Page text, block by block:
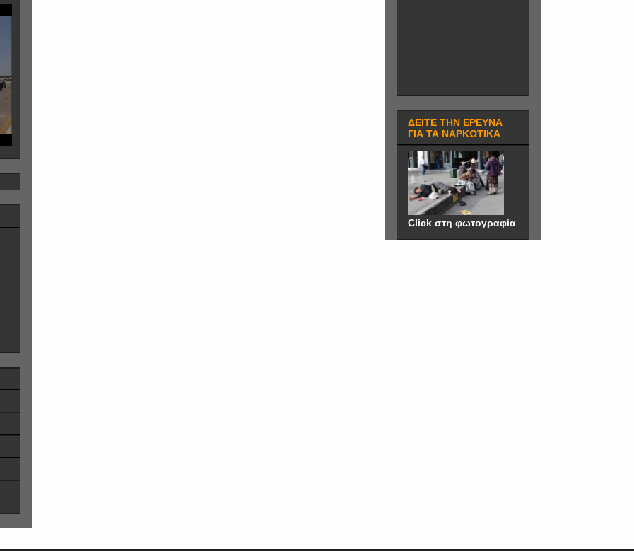
ΔΕΙΤΕ ΤΗΝ ΕΡΕΥΝΑ
ΓΙΑ ΤΑ ΝΑΡΚΩΤΙΚΑ
Click στη φωτογραφία